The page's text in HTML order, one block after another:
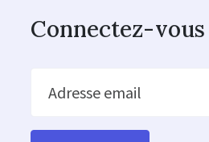
Connectez-
Adresse email